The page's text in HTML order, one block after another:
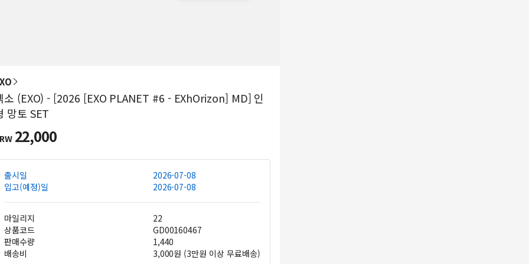
소 (EXO) - [2026 [EXO PLANET #6 - EXhOrizon] MD] 인
망토 SET
22,000
출시일
2026-07-08
입고(예정)일
2026-07-08
마일리지
22
상품코드
GD00160467
판매수량
1,440
배송비
3,000원 (3만원 이상 무료배송)